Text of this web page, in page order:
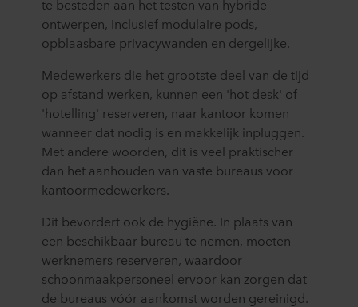
te besteden aan het testen van hybride
ontwerpen, inclusief modulaire pods,
opblaasbare privacywanden en dergelijke.
Medewerkers die het grootste deel van de tijd
op afstand werken, kunnen een 'hot desk' of
'hotelling' reserveren, naar kantoor komen
wanneer dat nodig is en makkelijk inpluggen.
Met andere woorden, dit is veel praktischer
dan het aanhouden van vaste bureaus voor
kantoormedewerkers.
Dit bevordert ook de hygiëne. In plaats van
een beschikbaar bureau te nemen, moeten
werknemers reserveren, waardoor
schoonmaakpersoneel ervoor kan zorgen dat
de bureaus vóór aankomst worden gereinigd.